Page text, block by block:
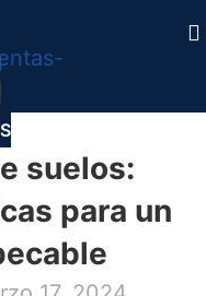
suelos:
para un